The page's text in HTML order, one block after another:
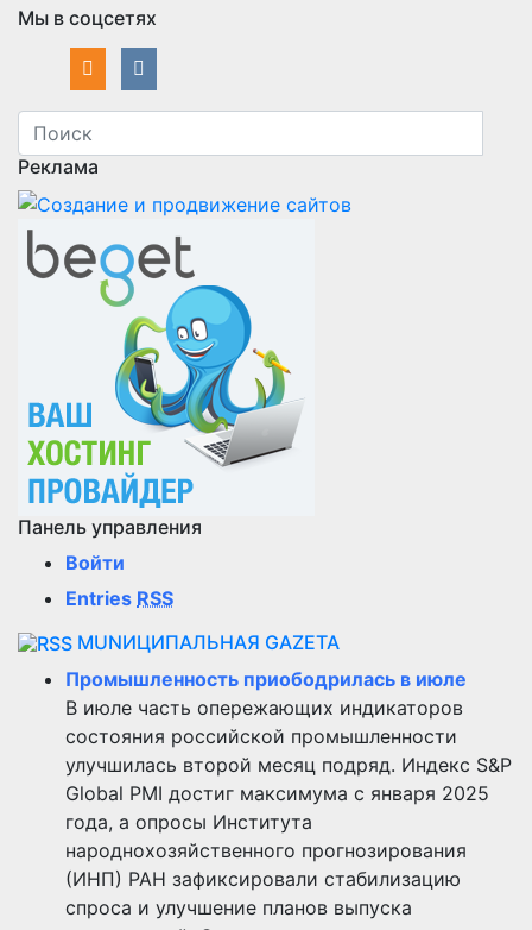
Мы в соцсетях
Реклама
Панель управления
Войти
Entries RSS
MUNИЦИПАЛЬНАЯ GAZЕТА
Промышленность приободрилась в июле
В июле часть опережающих индикаторов
состояния российской промышленности
улучшилась второй месяц подряд. Индекс S&P
Global PMI достиг максимума с января 2025
года, а опросы Института
народнохозяйственного прогнозирования
(ИНП) РАН зафиксировали стабилизацию
спроса и улучшение планов выпуска